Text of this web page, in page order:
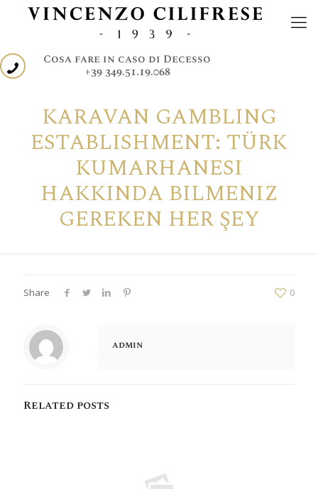
Cosa fare in caso di Decesso
+39 349.51.19.068
KARAVAN GAMBLING
ESTABLISHMENT: TÜRK
KUMARHANESI
HAKKINDA BILMENIZ
GEREKEN HER ŞEY
Share 0
admin
Related posts